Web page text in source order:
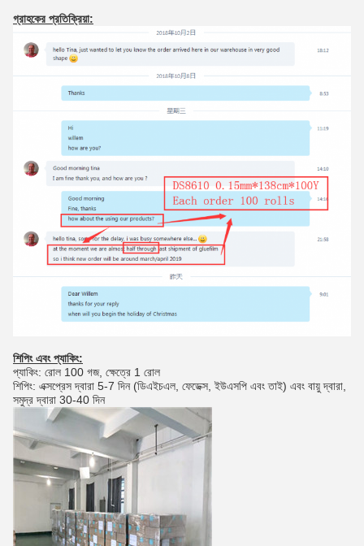
গ্রাহকের প্রতিক্রিয়া:
শিপিং এবং প্যাকিং:
প্যাকিং: রোল 100 গজ, ক্ষেত্রে 1 রোল
শিপিং: এক্সপ্রেস দ্বারা 5-7 দিন (ডিএইচএল, ফেডেক্স, ইউএসপি এবং তাই) এবং বায়ু দ্বারা,
সমুদ্র দ্বারা 30-40 দিন